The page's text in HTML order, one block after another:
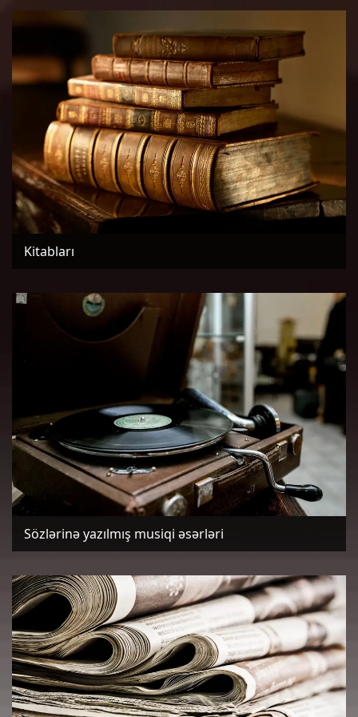
Kitabları
Sözlərinə yazılmış musiqi əsərləri